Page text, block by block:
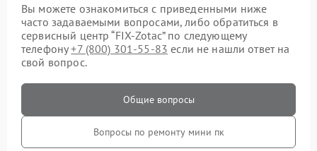
Вы можете ознакомиться с приведенными ниже
часто задаваемыми вопросами, либо обратиться в
сервисный центр “FIX-Zotac” по следующему
телефону+7 (800) 301-55-83 если не нашли ответ на
свой вопрос.
Общие вопросы
Вопросы по ремонту мини пк